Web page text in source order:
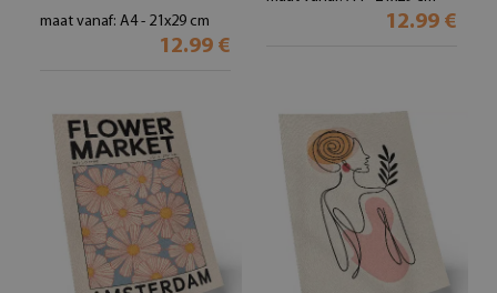
maat vanaf: A4 - 21x29 cm
12.99 €
12.99 €